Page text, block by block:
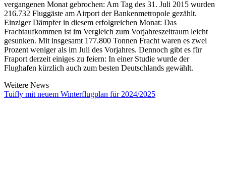
vergangenen Monat gebrochen: Am Tag des 31. Juli 2015 wurden
216.732 Fluggäste am Airport der Bankenmetropole gezählt.
Einziger Dämpfer in diesem erfolgreichen Monat: Das
Frachtaufkommen ist im Vergleich zum Vorjahreszeitraum leicht
gesunken. Mit insgesamt 177.800 Tonnen Fracht waren es zwei
Prozent weniger als im Juli des Vorjahres. Dennoch gibt es für
Fraport derzeit einiges zu feiern: In einer Studie wurde der
Flughafen kürzlich auch zum besten Deutschlands gewählt.
Weitere News
Tuifly mit neuem Winterflugplan für 2024/2025